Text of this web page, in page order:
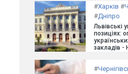
#Харків #
#Дніпро
Львівські
позиціях:
закладів -
#